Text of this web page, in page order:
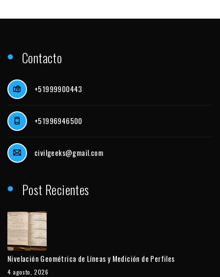
Contacto
+51999900443
+51996946500
civilgeeks@gmail.com
Post Recientes
Nivelación Geométrica de Líneas y Medición de Perfiles
4 agosto, 2026